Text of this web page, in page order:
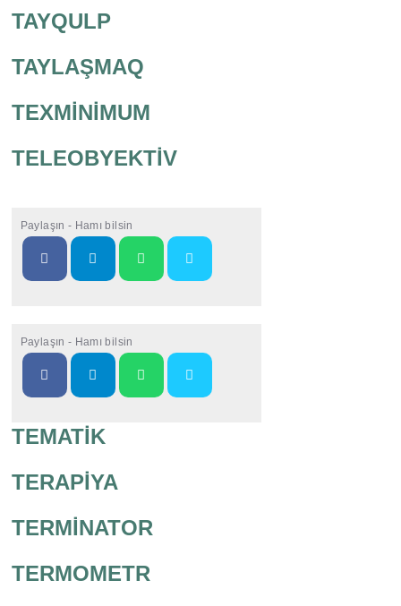
TAYQULP
TAYLAŞMAQ
TEXMİNİMUM
TELEOBYEKTİV
Paylaşın - Hamı bilsin
Paylaşın - Hamı bilsin
TEMATİK
TERAPİYA
TERMİNATOR
TERMOMETR